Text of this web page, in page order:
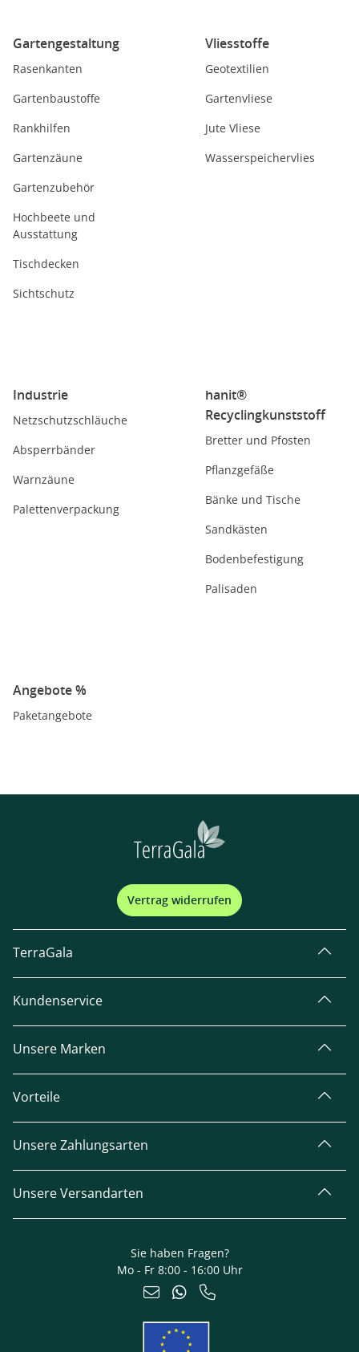
Gartengestaltung
Rasenkanten
Gartenbaustoffe
Rankhilfen
Gartenzäune
Gartenzubehör
Hochbeete und
Ausstattung
Tischdecken
Sichtschutz
Vliesstoffe
Geotextilien
Gartenvliese
Jute Vliese
Wasserspeichervlies
Industrie
Netzschutzschläuche
Absperrbänder
Warnzäune
Palettenverpackung
hanit®
Recyclingkunststoff
Bretter und Pfosten
Pflanzgefäße
Bänke und Tische
Sandkästen
Bodenbefestigung
Palisaden
Angebote %
Paketangebote
Vertrag widerrufen
TerraGala
Kundenservice
Unsere Marken
Vorteile
Unsere Zahlungsarten
Unsere Versandarten
Sie haben Fragen?
Mo - Fr 8:00 - 16:00 Uhr